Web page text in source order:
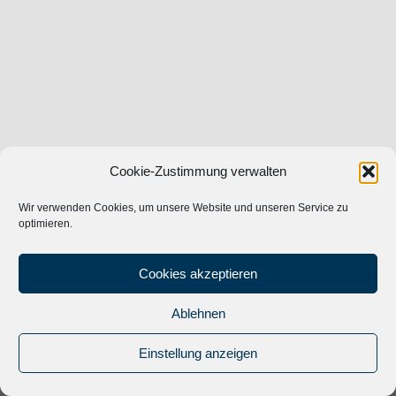
Cookie-Zustimmung verwalten
Wir verwenden Cookies, um unsere Website und unseren Service zu
optimieren.
Cookies akzeptieren
Ablehnen
Einstellung anzeigen
Musik Promotion Network|Impressum
Kontakt